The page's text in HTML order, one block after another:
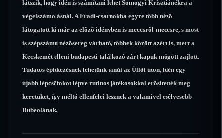
látszik, hogy idén is számítani lehet Somogyi Krisztiánékra a
végelszámolásnál. A Fradi-csarnokba egyre több nézõ
látogatott ki már az elõzõ idényben is meccsrõl-meccsre, s most
is szépszámú nézõsereg várható, többek között azért is, mert a
Kecskemét elleni budapesti találkozó zárt kapuk mögött zajlott.
Tudatos építkezésnek lehetünk tanúi az Üllõi úton, idén egy
újabb lépcsõfokot lépve rutinos játékosokkal erõsítették meg
keretüket, így méltó ellenfelei lesznek a valamivel esélyesebb
Rubeolának.